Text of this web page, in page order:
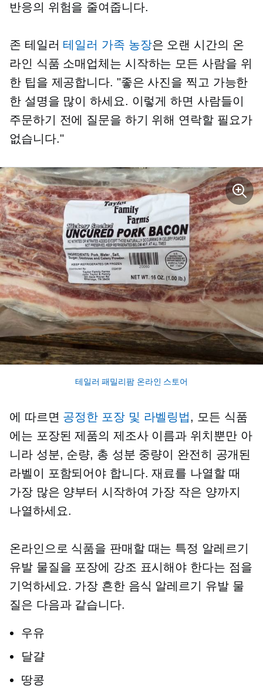
반응의 위험을 줄여줍니다.
존 테일러 테일러 가족 농장은 오랜 시간의 온
라인 식품 소매업체는 시작하는 모든 사람을 위
한 팁을 제공합니다. "좋은 사진을 찍고 가능한
한 설명을 많이 하세요. 이렇게 하면 사람들이
주문하기 전에 질문을 하기 위해 연락할 필요가
없습니다."
테일러 패밀리팜 온라인 스토어
에 따르면 공정한 포장 및 라벨링법, 모든 식품
에는 포장된 제품의 제조사 이름과 위치뿐만 아
니라 성분, 순량, 총 성분 중량이 완전히 공개된
라벨이 포함되어야 합니다. 재료를 나열할 때
가장 많은 양부터 시작하여 가장 작은 양까지
나열하세요.
온라인으로 식품을 판매할 때는 특정 알레르기
유발 물질을 포장에 강조 표시해야 한다는 점을
기억하세요. 가장 흔한 음식 알레르기 유발 물
질은 다음과 같습니다.
우유
달걀
땅콩